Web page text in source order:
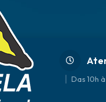
Das 10h